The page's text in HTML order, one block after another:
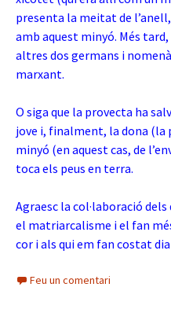
presenta la meitat de
amb aquest minyó. Més
altres dos germans i
marxant.
O siga que la provecta ha
jove i, finalment, la dona
minyó (en aquest cas, de
toca els peus en terra.
Agraesc la col·laboració
el matriarcalisme i el fan
cor i als qui em fan costat
Feu un comentari